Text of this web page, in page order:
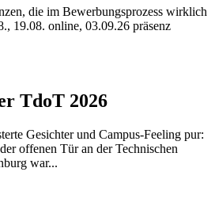
die im Bewerbungsprozess wirklich
19.08. online, 03.09.26 präsenz
TdoT 2026
Gesichter und Campus-Feeling pur:
offenen Tür an der Technischen
war...